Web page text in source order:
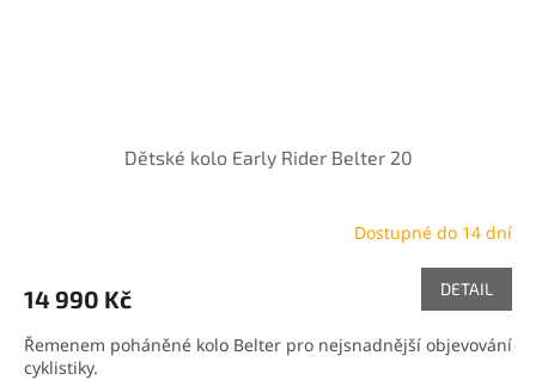
Dětské kolo Early Rider Belter 20
Dostupné do 14 dní
14 990 Kč DETAIL
Řemenem poháněné kolo Belter pro nejsnadnější objevování
cyklistiky.